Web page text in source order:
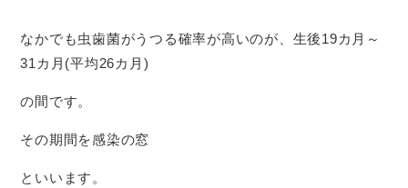
なかでも虫歯菌がうつる確率が高いのが、生後19カ月～
31カ月(平均26カ月)
の間です。
その期間を感染の窓
といいます。